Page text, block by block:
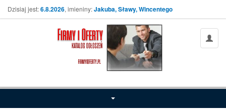
Dzisiaj jest:6.8.2026, imieniny:Jakuba, Sławy, Wincentego